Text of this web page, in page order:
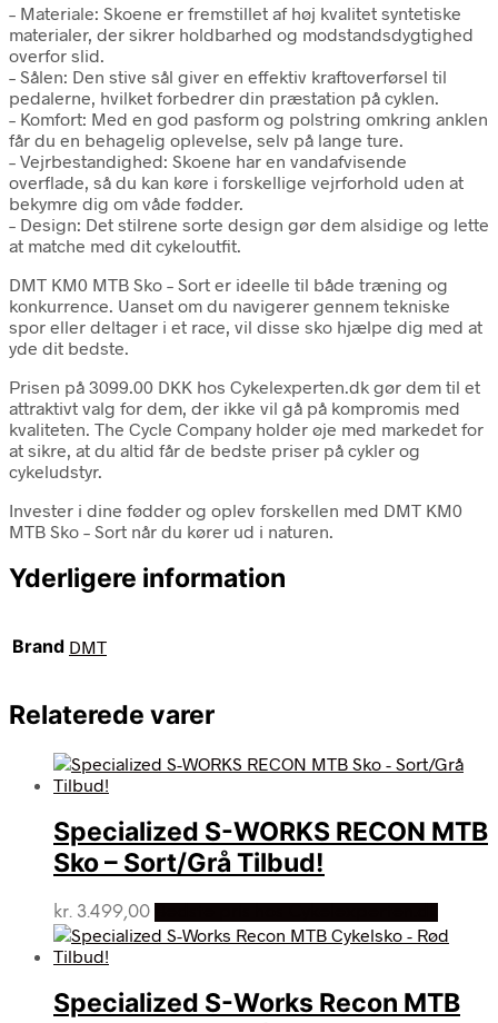
– Materiale: Skoene er fremstillet af høj kvalitet syntetiske
materialer, der sikrer holdbarhed og modstandsdygtighed
overfor slid.
– Sålen: Den stive sål giver en effektiv kraftoverførsel til
pedalerne, hvilket forbedrer din præstation på cyklen.
– Komfort: Med en god pasform og polstring omkring anklen
får du en behagelig oplevelse, selv på lange ture.
– Vejrbestandighed: Skoene har en vandafvisende
overflade, så du kan køre i forskellige vejrforhold uden at
bekymre dig om våde fødder.
– Design: Det stilrene sorte design gør dem alsidige og lette
at matche med dit cykeloutfit.
DMT KM0 MTB Sko – Sort er ideelle til både træning og
konkurrence. Uanset om du navigerer gennem tekniske
spor eller deltager i et race, vil disse sko hjælpe dig med at
yde dit bedste.
Prisen på 3099.00 DKK hos Cykelexperten.dk gør dem til et
attraktivt valg for dem, der ikke vil gå på kompromis med
kvaliteten. The Cycle Company holder øje med markedet for
at sikre, at du altid får de bedste priser på cykler og
cykeludstyr.
Invester i dine fødder og oplev forskellen med DMT KM0
MTB Sko – Sort når du kører ud i naturen.
Yderligere information
Brand DMT
Relaterede varer
Specialized S-WORKS RECON MTB
Sko – Sort/Grå Tilbud!
kr. 3.499,00
Specialized S-Works Recon MTB